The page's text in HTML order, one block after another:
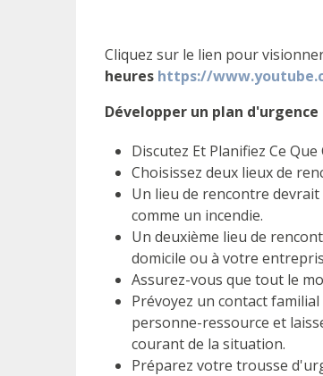
Cliquez sur le lien pour
heures https://
Développer un plan
Discutez Et Planifiez Ce
Choisissez deux lieux de
Un lieu de rencontre
comme un incendie.
Un deuxième lieu de
domicile ou à votre
Assurez-vous que tout le
Prévoyez un contact
personne-ressource et
courant de la situation.
Préparez votre trousse